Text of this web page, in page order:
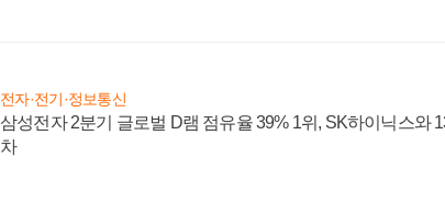
전자·전기·정보통신
삼성전자 2분기 글로벌 D램 점유율 39% 1위, SK하이닉스와
차